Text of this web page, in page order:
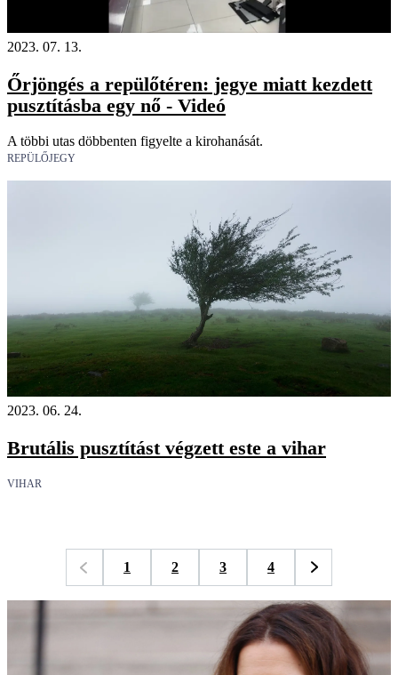
2023. 07. 13.
Őrjöngés a repülőtéren: jegye miatt kezdett
pusztításba egy nő - Videó
A többi utas döbbenten figyelte a kirohanását.
REPÜLŐJEGY
2023. 06. 24.
Brutális pusztítást végzett este a vihar
VIHAR
1 2 3 4